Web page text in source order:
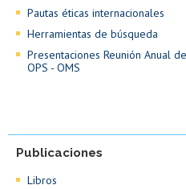
Pautas éticas internacionales
Herramientas de búsqueda
Presentaciones Reunión Anual
OPS - OMS
Publicaciones
Libros